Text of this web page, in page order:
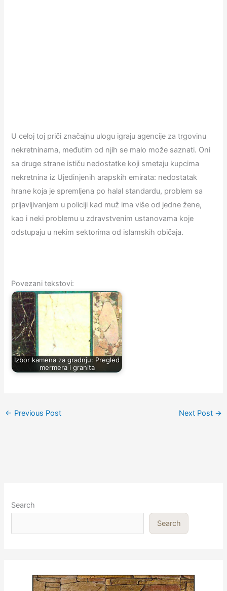
U celoj toj priči značajnu ulogu igraju agencije za trgovinu
nekretninama, međutim od njih se malo može saznati. Oni
sa druge strane ističu nedostatke koji smetaju kupcima
nekretnina iz Ujedinjenih arapskih emirata: nedostatak
hrane koja je spremljena po halal standardu, problem sa
prijavljivanjem u policiji kad muž ima više od jedne žene,
kao i neki problemu u zdravstvenim ustanovama koje
odstupaju u nekim sektorima od islamskih običaja.
Povezani tekstovi:
Izbor kamena za gradnju: Pregled
mermera i granita
← Previous Post Next Post →
Search
Search